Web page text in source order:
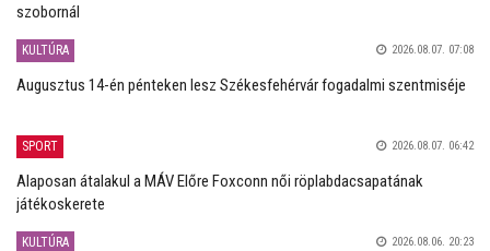
szobornál
KULTÚRA 2026.08.07. 07:08
Augusztus 14-én pénteken lesz Székesfehérvár fogadalmi szentmiséje
SPORT 2026.08.07. 06:42
Alaposan átalakul a MÁV Előre Foxconn női röplabdacsapatának
játékoskerete
KULTÚRA 2026.08.06. 20:23